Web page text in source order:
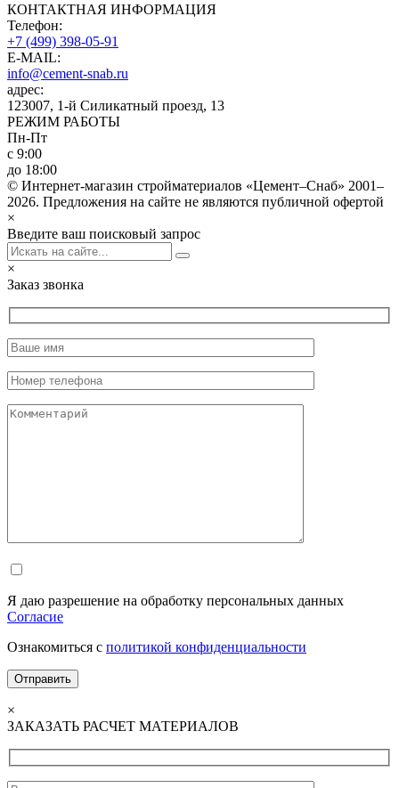
КОНТАКТНАЯ ИНФОРМАЦИЯ
Телефон:
+7 (499) 398-05-91
E-MAIL:
info@cement-snab.ru
адрес:
123007, 1-й Силикатный проезд, 13
РЕЖИМ РАБОТЫ
Пн-Пт
с 9:00
до 18:00
© Интернет-магазин стройматериалов «Цемент–Снаб» 2001–
2026. Предложения на сайте не являются публичной офертой
×
Введите ваш поисковый запрос
×
Заказ звонка
Я даю разрешение на обработку персональных данных
Согласие
Ознакомиться с политикой конфиденциальности
×
ЗАКАЗАТЬ РАСЧЕТ МАТЕРИАЛОВ